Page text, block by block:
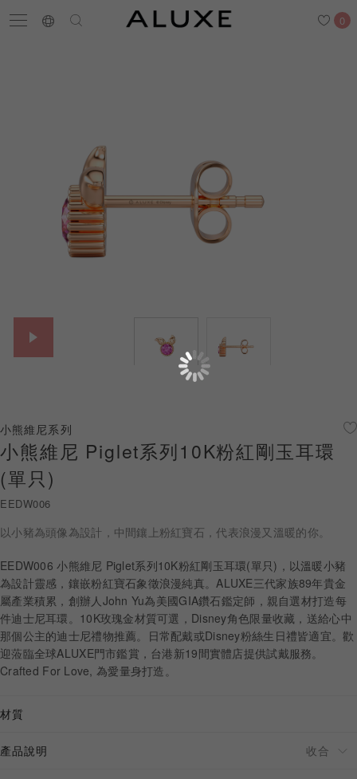
0
最新消息 門市一覽
結婚戒指
黃金金飾
關於ALUXE
最新消息
婚禮護照
線上購物
小熊維尼系列
小熊維尼 Piglet系列10K粉紅剛玉耳環
(單只)
EEDW006
以小豬為頭像為設計，中間鑲上粉紅寶石，代表浪漫又溫暖的你。
EEDW006 小熊維尼 Piglet系列10K粉紅剛玉耳環(單只)，以溫暖小豬
為設計靈感，鑲嵌粉紅寶石象徵浪漫純真。ALUXE三代家族89年貴金
屬產業積累，創辦人John Yu為美國GIA鑽石鑑定師，親自選材打造每
件迪士尼耳環。10K玫瑰金材質可選，Disney角色限量收藏，送給心中
那個公主的迪士尼禮物推薦。日常配戴或Disney粉絲生日禮皆適宜。歡
迎蒞臨全球ALUXE門市鑑賞，台港新19間實體店提供試戴服務。
Crafted For Love, 為愛量身打造。
材質
產品說明